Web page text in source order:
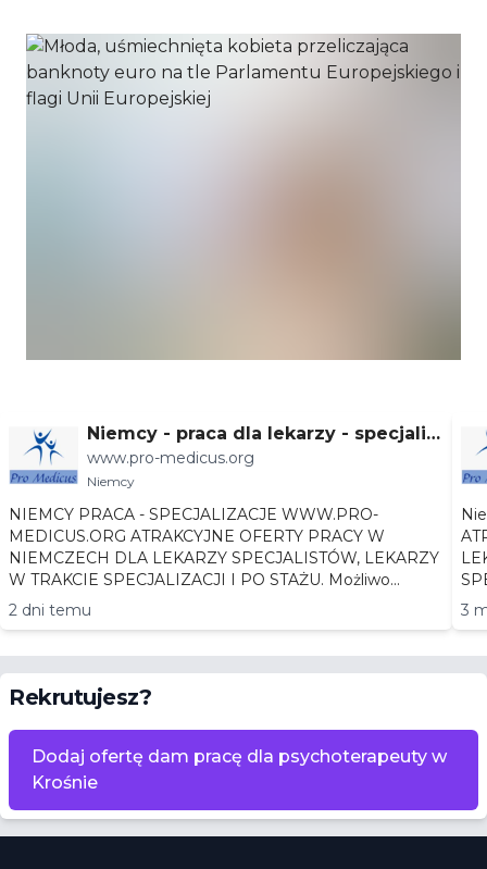
Niemcy - praca dla lekarzy - specjaliz
acje
www.pro-medicus.org
Niemcy
NIEMCY PRACA - SPECJALIZACJE WWW.PRO-
MEDICUS.ORG ATRAKCYJNE OFERTY PRACY W
NIEMCZECH DLA LEKARZY SPECJALISTÓW, LEKARZY
W TRAKCIE SPECJALIZACJI I PO STAŻU. Możliwo...
2 dni temu
3
Rekrutujesz?
Dodaj ofertę dam pracę dla psychoterapeuty w
Krośnie